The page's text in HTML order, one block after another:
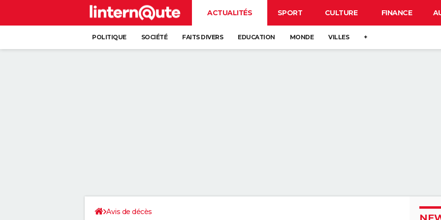
ACTUALITÉS SPORT CULTURE FINANCE
POLITIQUE SOCIÉTÉ FAITS DIVERS EDUCATION MONDE VILLES +
Avis de décès